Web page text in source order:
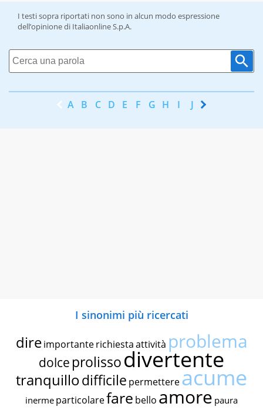
I testi sopra riportati non sono in alcun modo espressione
dell’opinione di Italiaonline S.p.A.
A B C D E F G H I J K
I sinonimi più ricercati
dire importante richiestaattività problema
dolce prolissodivertente
tranquillodifficile permettereacume
inerme particolarefare bello amore paura